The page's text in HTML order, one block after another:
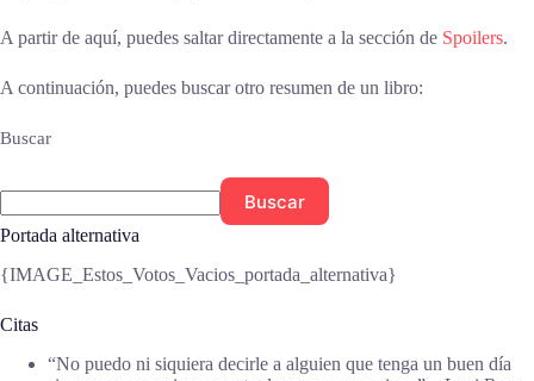
A partir de aquí, puedes saltar directamente a la sección de Spoilers.
A continuación, puedes buscar otro resumen de un libro:
Buscar
Buscar
Portada alternativa
{IMAGE_Estos_Votos_Vacios_portada_alternativa}
Citas
“No puedo ni siquiera decirle a alguien que tenga un buen día